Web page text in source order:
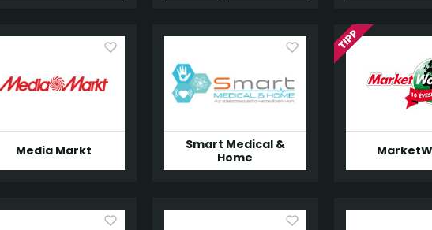
Media Markt
Smart Medical &
Home